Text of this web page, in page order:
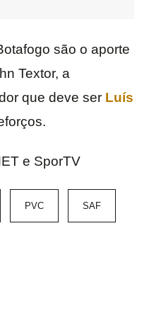
são o aporte
Textor, a
que deve ser Luís
e SporTV
PVC SAF